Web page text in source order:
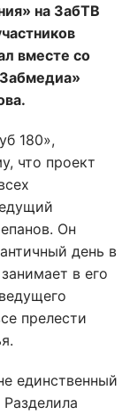
на ЗабТВ
вместе со
180»,
что проект
Он
день в
в его
прелести
единственный